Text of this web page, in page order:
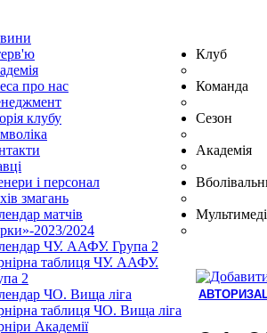
про нас
Клуб
клубу
Команда
і персонал
змагань
Сезон
матчів
2023/2024
ЧУ. ААФУ. Група 2
таблиця ЧУ. ААФУ.
2
ЧО. Вища ліга
таблиця ЧО. Вища ліга
Академія
Академії